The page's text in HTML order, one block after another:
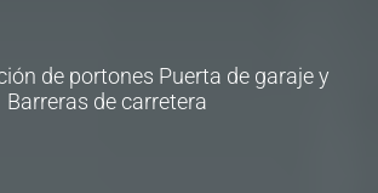
de portones Puerta de garaje y
Barreras de carretera